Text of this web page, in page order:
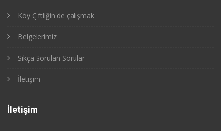
Köy Çiftliğin'de çalışmak
Belgelerimiz
Sıkça Sorulan Sorular
İletişim
İletişim